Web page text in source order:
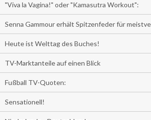
"Viva la Vagina!" oder "Kamasutra Workout":
Senna Gammour erhält Spitzenfeder für
Heute ist Welttag des Buches!
TV-Marktanteile auf einen Blick
Fußball TV-Quoten:
Sensationell!